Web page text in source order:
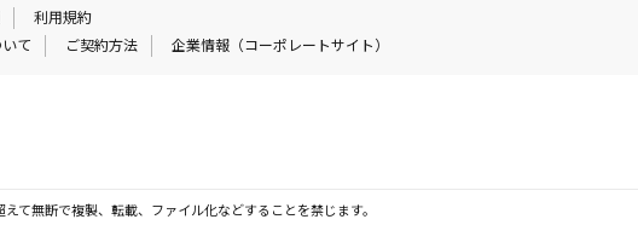
利用規約
て ご契約方法 企業情報（コーポレートサイト）
て無断で複製、転載、ファイル化などすることを禁じます。